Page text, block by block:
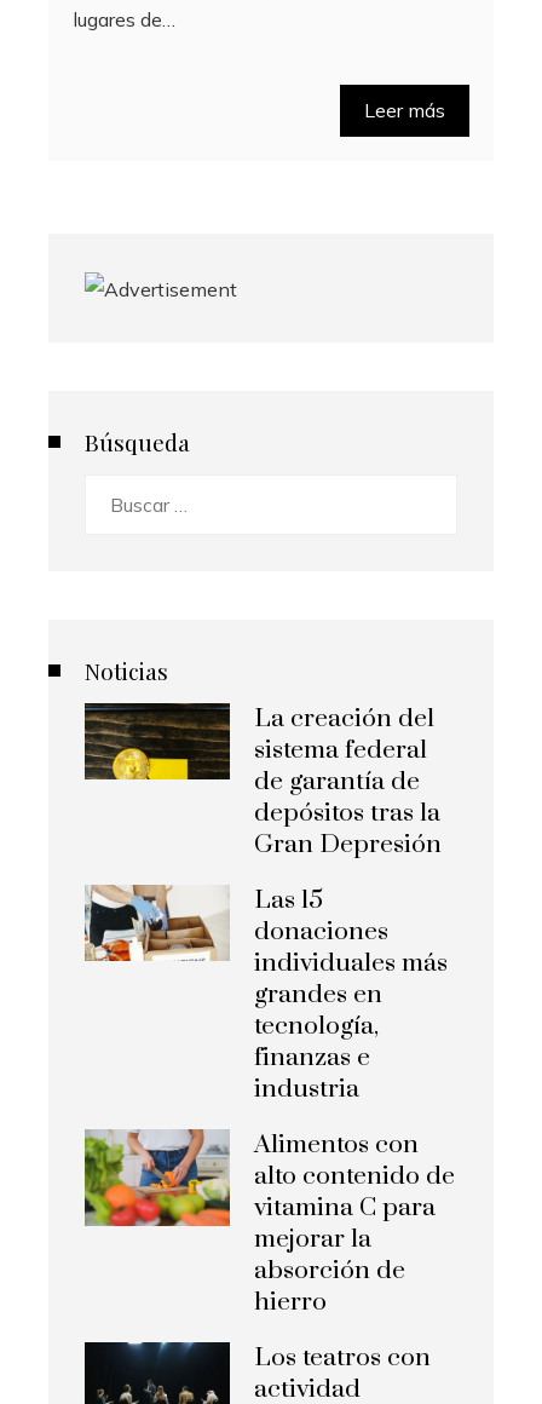
lugares de…
Leer más
Búsqueda
Noticias
La creación del
sistema federal
de garantía de
depósitos tras la
Gran Depresión
Las 15
donaciones
individuales más
grandes en
tecnología,
finanzas e
industria
Alimentos con
alto contenido de
vitamina C para
mejorar la
absorción de
hierro
Los teatros con
actividad